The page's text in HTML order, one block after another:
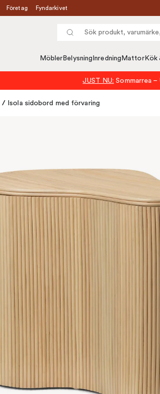
Företag Fyndarkivet
Möbler Belysning Inredning MattorKök
JUST NU: Sommarrea
/ Isola sidobord med förvaring